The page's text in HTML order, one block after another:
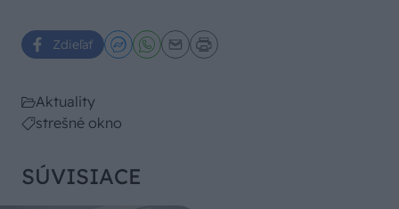
Zdieľať
Aktuality
strešné okno
SÚVISIACE